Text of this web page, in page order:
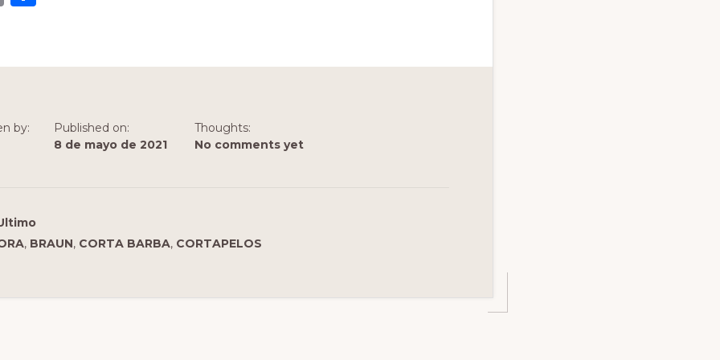
l
p
by:
Published on:
8 de mayo de 2021
Thoughts:
No comments yet
, BRAUN, CORTA BARBA, CORTAPELOS